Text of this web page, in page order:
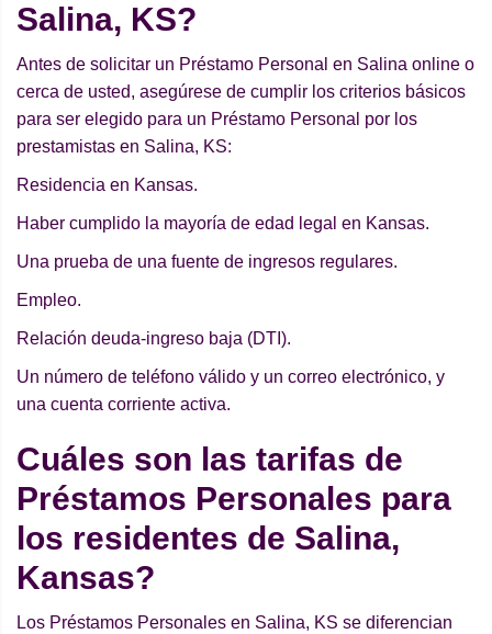
Salina, KS?
Antes de solicitar un Préstamo Personal en Salina online o
cerca de usted, asegúrese de cumplir los criterios básicos
para ser elegido para un Préstamo Personal por los
prestamistas en Salina, KS:
Residencia en Kansas.
Haber cumplido la mayoría de edad legal en Kansas.
Una prueba de una fuente de ingresos regulares.
Empleo.
Relación deuda-ingreso baja (DTI).
Un número de teléfono válido y un correo electrónico, y
una cuenta corriente activa.
Cuáles son las tarifas de
Préstamos Personales para
los residentes de Salina,
Kansas?
Los Préstamos Personales en Salina, KS se diferencian